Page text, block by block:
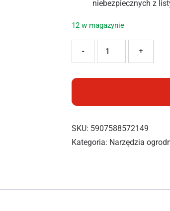
niebezpiecznych z
12 w magazynie
+
-
SKU: 5907588572149
Kategoria: Narzędzia